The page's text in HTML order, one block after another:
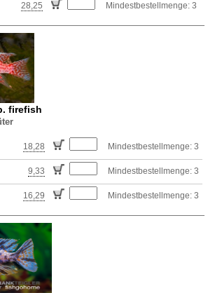
28,25 Mindestbestellmenge: 3
firefish
18,28 Mindestbestellmenge: 3
9,33 Mindestbestellmenge: 3
16,29 Mindestbestellmenge: 3